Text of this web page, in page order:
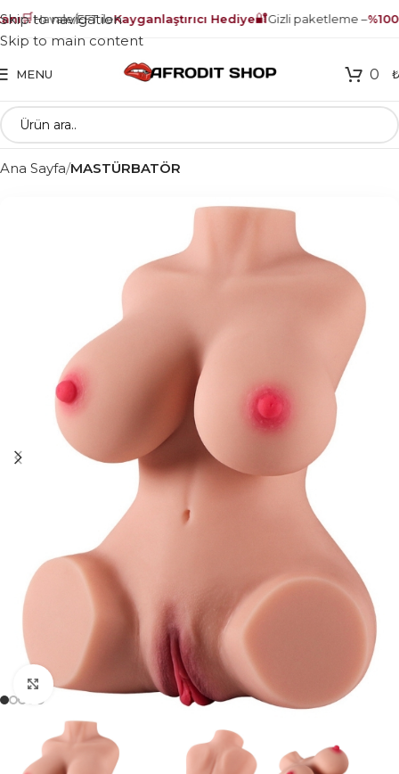
🛒Havale/EFT ileKayganlaştırıcı Hediye🔐Gizli paketleme –%100
Skip to navigation
Skip to main content
MENU 0 ₺
Ana Sayfa MASTÜRBATÖR
Click to enlarge